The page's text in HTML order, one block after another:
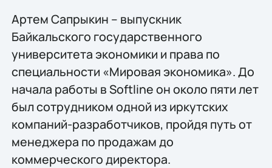
Артем Сапрыкин – выпускник
Байкальского государственного
университета экономики и права по
специальности «Мировая экономика». До
начала работы в Softline он около пяти лет
был сотрудником одной из иркутских
компаний-разработчиков, пройдя путь от
менеджера по продажам до
коммерческого директора.